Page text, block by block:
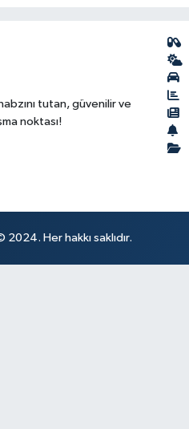
tutan, güvenilir ve
noktası!
Her hakkı saklıdır.